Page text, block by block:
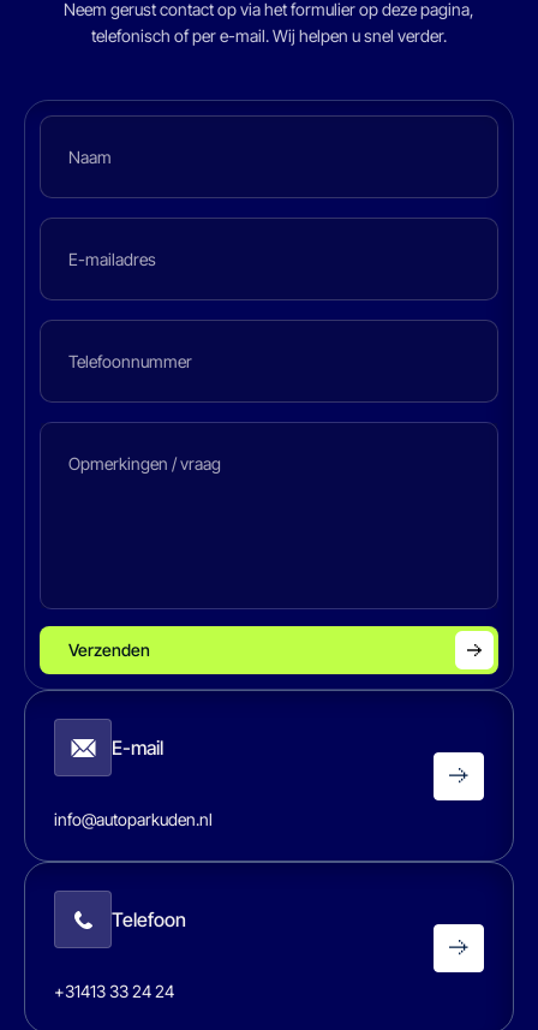
Neem gerust contact op via het formulier op deze pagina,
telefonisch of per e-mail. Wij helpen u snel verder.
Verzenden
E-mail
info@autoparkuden.nl
Telefoon
+31413 33 24 24